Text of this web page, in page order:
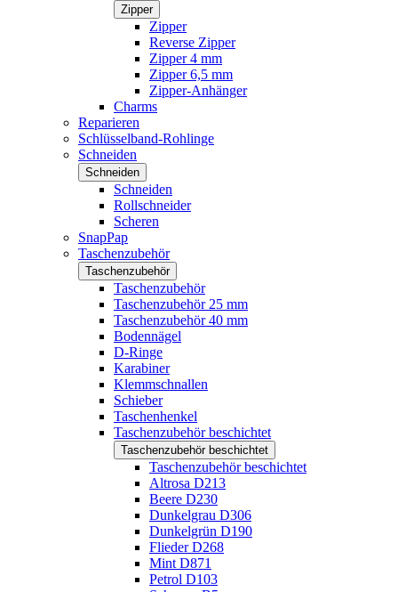
Zipper
Zipper
Reverse Zipper
Zipper 4 mm
Zipper 6,5 mm
Zipper-Anhänger
Charms
Reparieren
Schlüsselband-Rohlinge
Schneiden
Schneiden
Schneiden
Rollschneider
Scheren
SnapPap
Taschenzubehör
Taschenzubehör
Taschenzubehör
Taschenzubehör 25 mm
Taschenzubehör 40 mm
Bodennägel
D-Ringe
Karabiner
Klemmschnallen
Schieber
Taschenhenkel
Taschenzubehör beschichtet
Taschenzubehör beschichtet
Taschenzubehör beschichtet
Altrosa D213
Beere D230
Dunkelgrau D306
Dunkelgrün D190
Flieder D268
Mint D871
Petrol D103